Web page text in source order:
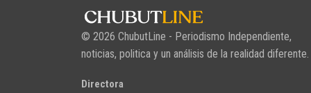
© 2026 ChubutLine - Periodismo Independiente,
noticias, politica y un análisis de la realidad diferente.
Directora